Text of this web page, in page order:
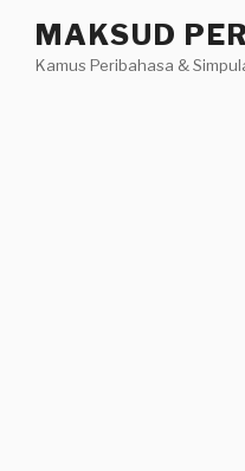
content
MAKSUD
Kamus Peribahasa &